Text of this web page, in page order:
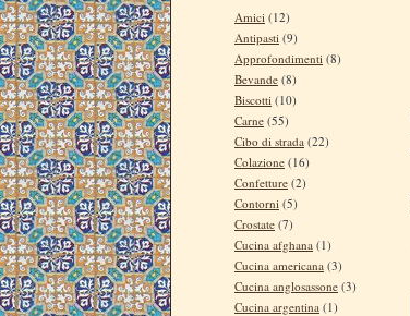
Amici (12)
Antipasti (9)
Approfondimenti (8)
Bevande (8)
Biscotti (10)
Carne (55)
Cibo di strada (22)
Colazione (16)
Confetture (2)
Contorni (5)
Crostate (7)
Cucina afghana (1)
Cucina americana (3)
Cucina anglosassone (3)
Cucina argentina (1)